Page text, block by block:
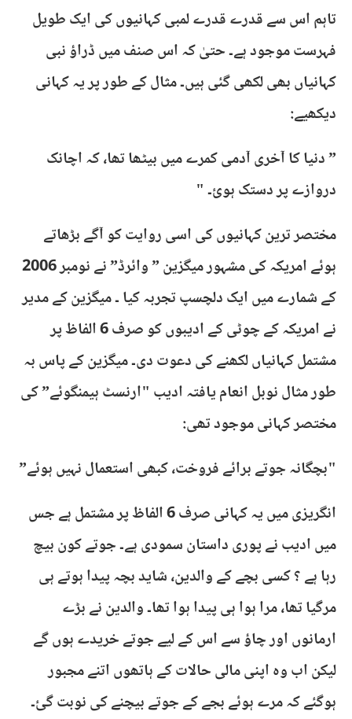
تاہم اس سے قدرے قدرے لمبی کہانیوں کی ایک طویل
فہرست موجود ہے۔ حتیٰ کہ اس صنف میں ڈراؤ نبی
کہانیاں بھی لکھی گئی ہیں۔ مثال کے طور پر یہ کہانی
دیکھیے:
” دنیا کا آخری آدمی کمرے میں بیٹھا تھا، کہ اچانک
دروازے پر دستک ہوئ۔ "
مختصر ترین کہانیوں کی اسی روایت کو آگے بڑھاتے
ہوئے امریکہ کی مشہور میگزین ” وائرڈ” نے نومبر 2006
کے شمارے میں ایک دلچسپ تجربہ کیا ۔ میگزین کے مدیر
نے امریکہ کے چوٹی کے ادیبوں کو صرف 6 الفاظ پر
مشتمل کہانیاں لکھنے کی دعوت دی۔ میگزین کے پاس بہ
طور مثال نوبل انعام یافتہ ادیب "ارنسٹ ہیمنگوئے” کی
مختصر کہانی موجود تھی:
"بچگانہ جوتے برائے فروخت، کبھی استعمال نہیں ہوئے”
انگریزی میں یہ کہانی صرف 6 الفاظ پر مشتمل ہے جس
میں ادیب نے پوری داستان سمودی ہے۔ جوتے کون بیچ
رہا ہے ؟ کسی بچے کے والدین، شاید بچہ پیدا ہوتے ہی
مرگیا تھا، مرا ہوا ہی پیدا ہوا تھا۔ والدین نے بڑے
ارمانوں اور چاؤ سے اس کے لیے جوتے خریدے ہوں گے
لیکن اب وہ اپنی مالی حالات کے ہاتھوں اتنے مجبور
ہوگئے کہ مرے ہوئے بجے کے جوتے بیچنے کی نوبت گئ۔